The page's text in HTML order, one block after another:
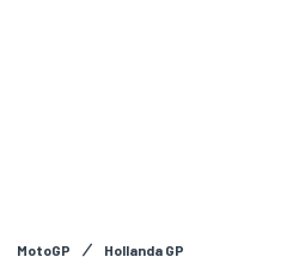
MotoGP Hollanda GP